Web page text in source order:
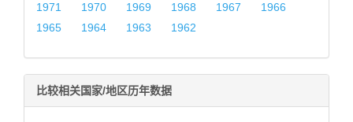
1971
1970 1969 1968 1967
1966
1965
1964 1963 1962
比较相关国家/地区历年数据